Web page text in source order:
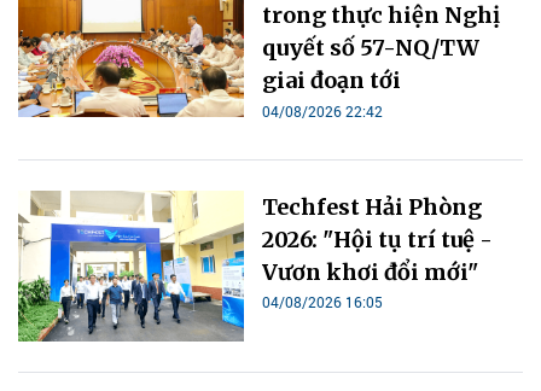
trong thực hiện Nghị
quyết số 57-NQ/TW
giai đoạn tới
04/08/2026 22:42
Techfest Hải Phòng
2026: "Hội tụ trí tuệ -
Vươn khơi đổi mới"
04/08/2026 16:05